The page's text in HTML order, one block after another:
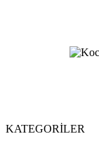
KATEGORİLER